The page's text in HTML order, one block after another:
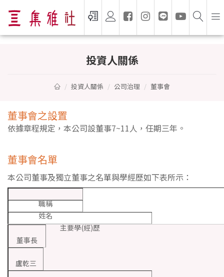
投資人關係
投資人關係 公司治理 董事會
董事會之設置
依據章程規定，本公司設董事7~11人，任期三年。
董事會名單
本公司董事及獨立董事之名單與學經歷如下表所示：
職稱
姓名
主要學(經)歷
董事長
盧乾三